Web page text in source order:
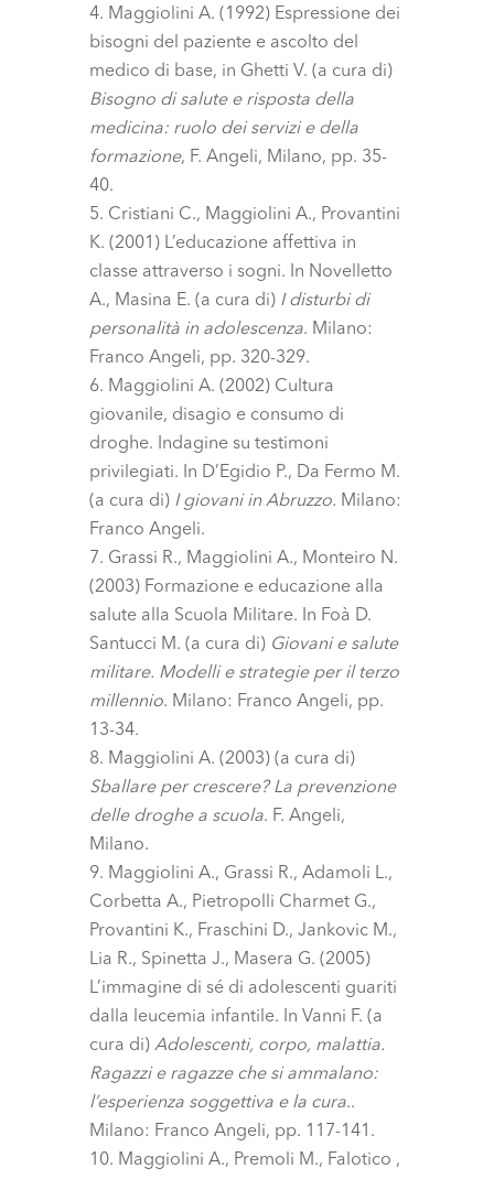
Maggiolini A. (1992) Espressione dei
bisogni del paziente e ascolto del
medico di base, in Ghetti V. (a cura di)
Bisogno di salute e risposta della
medicina: ruolo dei servizi e della
formazione, F. Angeli, Milano, pp. 35-
40.
Cristiani C., Maggiolini A., Provantini
K. (2001) L’educazione affettiva in
classe attraverso i sogni. In Novelletto
A., Masina E. (a cura di) I disturbi di
personalità in adolescenza. Milano:
Franco Angeli, pp. 320-329.
Maggiolini A. (2002) Cultura
giovanile, disagio e consumo di
droghe. Indagine su testimoni
privilegiati. In D’Egidio P., Da Fermo M.
(a cura di) I giovani in Abruzzo. Milano:
Franco Angeli.
Grassi R., Maggiolini A., Monteiro N.
(2003) Formazione e educazione alla
salute alla Scuola Militare. In Foà D.
Santucci M. (a cura di) Giovani e salute
militare. Modelli e strategie per il terzo
millennio. Milano: Franco Angeli, pp.
13-34.
Maggiolini A. (2003) (a cura di)
Sballare per crescere? La prevenzione
delle droghe a scuola. F. Angeli,
Milano.
Maggiolini A., Grassi R., Adamoli L.,
Corbetta A., Pietropolli Charmet G.,
Provantini K., Fraschini D., Jankovic M.,
Lia R., Spinetta J., Masera G. (2005)
L’immagine di sé di adolescenti guariti
dalla leucemia infantile. In Vanni F. (a
cura di) Adolescenti, corpo, malattia.
Ragazzi e ragazze che si ammalano:
l’esperienza soggettiva e la cura..
Milano: Franco Angeli, pp. 117-141.
Maggiolini A., Premoli M., Falotico ,